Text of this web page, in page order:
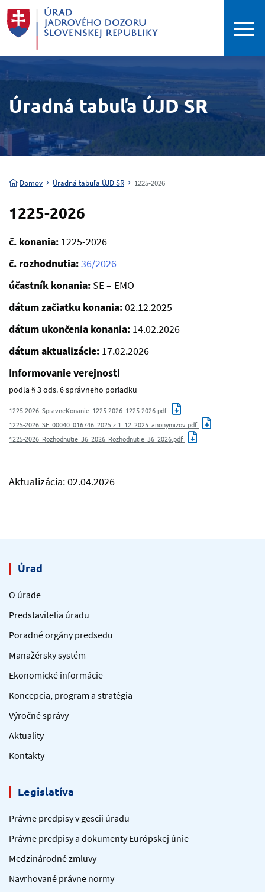
Úradná tabuľa ÚJD SR
Domov Úradná tabuľa ÚJD SR 1225-2026
1225-2026
č. konania: 1225-2026
č. rozhodnutia:36/2026
účastník konania: SE – EMO
dátum začiatku konania:02.12.2025
dátum ukončenia konania: 14.02.2026
dátum aktualizácie: 17.02.2026
Informovanie verejnosti
podľa § 3 ods. 6 správneho poriadku
1225-2026_SpravneKonanie_1225-2026_1225-2026.pdf
1225-2026_SE_00040_016746_2025 z 1_12_2025_anonymizov.pdf
1225-2026_Rozhodnutie_36_2026_Rozhodnutie_36_2026.pdf
Aktualizácia: 02.04.2026
Úrad
O úrade
Predstavitelia úradu
Poradné orgány predsedu
Manažérsky systém
Ekonomické informácie
Koncepcia, program a stratégia
Výročné správy
Aktuality
Kontakty
Legislatíva
Právne predpisy v gescii úradu
Právne predpisy a dokumenty Európskej únie
Medzinárodné zmluvy
Navrhované právne normy